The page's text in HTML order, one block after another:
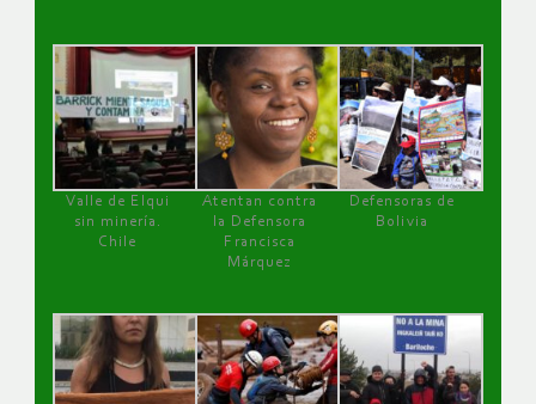
Valle de Elqui
sin minería.
Chile
Atentan contra
la Defensora
Francisca
Márquez
Defensoras de
Bolivia